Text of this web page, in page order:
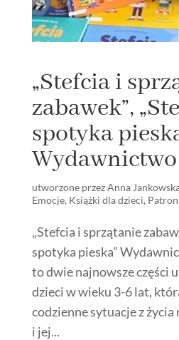
„Stefcia i
zabawek”,
spotyka
utworzone przezAnna
Emocje, Książki dla dzieci,
„Stefcia i sprzątanie
spotyka pieska”
to dwie najnowsze części
dzieci w wieku 3-6 lat,
codzienne sytuacje z życia
i jej...